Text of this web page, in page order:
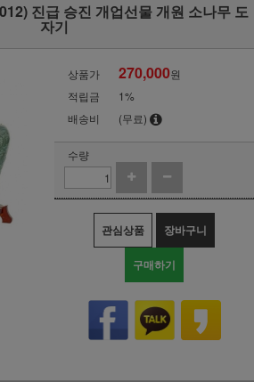
진급 승진 개업선물 개원 소나무 도
자기
상품가 270,000원
적립금
1%
배송비
(무료)
수량
관심상품 장바구니
구매하기